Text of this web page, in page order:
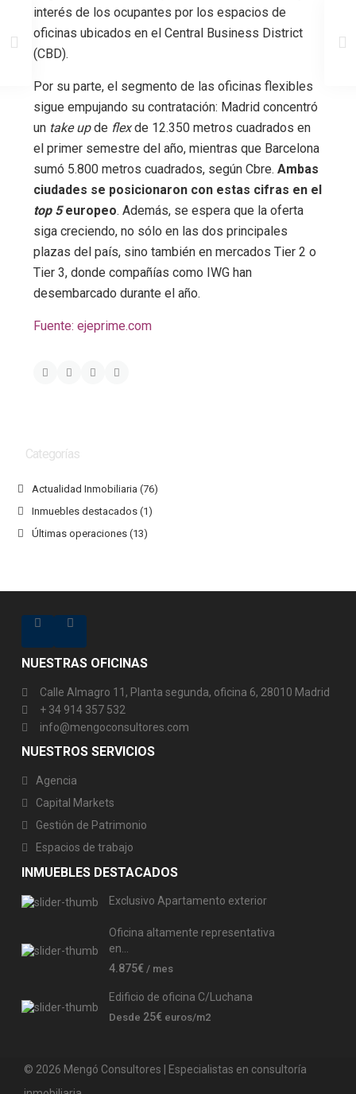
interés de los ocupantes por los espacios de
oficinas ubicados en el Central Business District
(CBD).
Por su parte, el segmento de las oficinas flexibles
sigue empujando su contratación: Madrid concentró
un take upde flexde 12.350 metros cuadrados en
el primer semestre del año, mientras que Barcelona
sumó 5.800 metros cuadrados, según Cbre. Ambas
ciudades se posicionaron con estas cifras en el
top 5europeo. Además, se espera que la oferta
siga creciendo, no sólo en las dos principales
plazas del país, sino también en mercados Tier 2 o
Tier 3, donde compañías como IWG han
desembarcado durante el año.
Fuente: ejeprime.com
Categorías
Actualidad Inmobiliaria (76)
Inmuebles destacados (1)
Últimas operaciones (13)
NUESTRAS OFICINAS
Calle Almagro 11, Planta segunda, oficina 6, 28010 Madrid
+ 34 914 357 532
info@mengoconsultores.com
NUESTROS SERVICIOS
Agencia
Capital Markets
Gestión de Patrimonio
Espacios de trabajo
INMUEBLES DESTACADOS
Exclusivo Apartamento exterior
Oficina altamente representativa
en...
4.875€ / mes
Edificio de oficina C/Luchana
Desde 25€ euros/m2
© 2026 Mengó Consultores | Especialistas en consultoría